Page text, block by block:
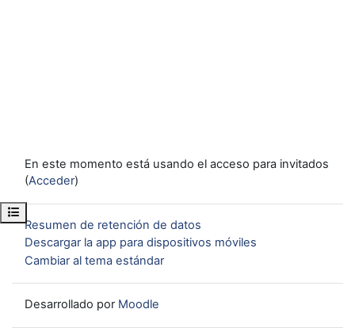
Abrir índice del curso
En este momento está usando el acceso para invitados
(Acceder)
Resumen de retención de datos
Descargar la app para dispositivos móviles
Cambiar al tema estándar
Desarrollado por Moodle